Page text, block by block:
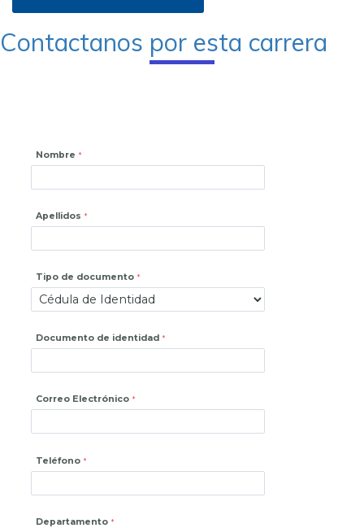
Contactanos por esta carrera
Nombre
Apellidos
Tipo de documento
Documento de identidad
Correo Electrónico
Teléfono
Departamento